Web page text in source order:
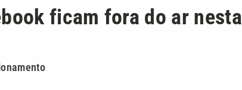
ficam fora do ar nesta